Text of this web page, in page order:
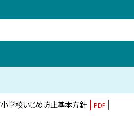
学校いじめ防止基本方針 PDF